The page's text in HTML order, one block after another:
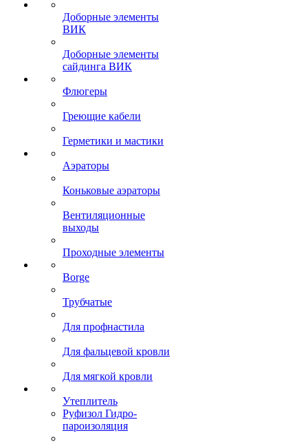
Доборные элементы
ВИК
Доборные элементы
сайдинга ВИК
Флюгеры
Греющие кабели
Герметики и мастики
Аэраторы
Коньковые аэраторы
Вентиляционные
выходы
Проходные элементы
Borge
Трубчатые
Для профнастила
Для фальцевой кровли
Для мягкой кровли
Утеплитель
Руфизол Гидро-
пароизоляция